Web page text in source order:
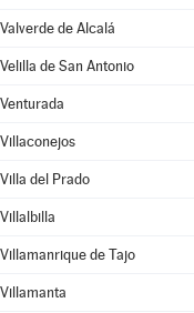
Valverde de Alcalá
Velilla de San Antonio
Venturada
Villaconejos
Villa del Prado
Villalbilla
Villamanrique de Tajo
Villamanta